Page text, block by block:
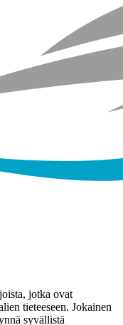
jotka ovat
tieteeseen. Jokainen
syvällistä